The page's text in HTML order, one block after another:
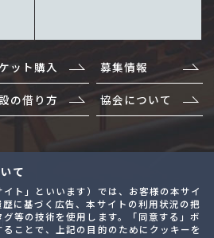
て
ト」といいます）では、お客様の本サイ
に基づく広告、本サイトの利用状況の把
等の技術を使用します。「同意する」ボ
ことで、上記の目的のためにクッキーを
ット購入 募集情報
の借り方 協会について